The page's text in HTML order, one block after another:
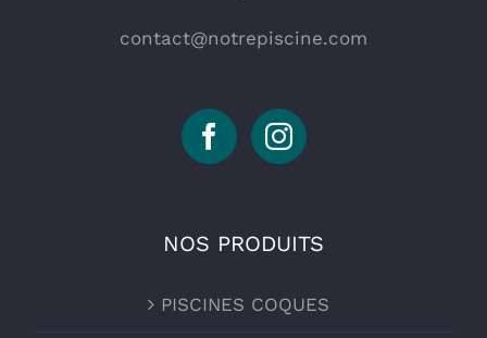
contact@notrepiscine.com
NOS PRODUITS
PISCINES COQUES